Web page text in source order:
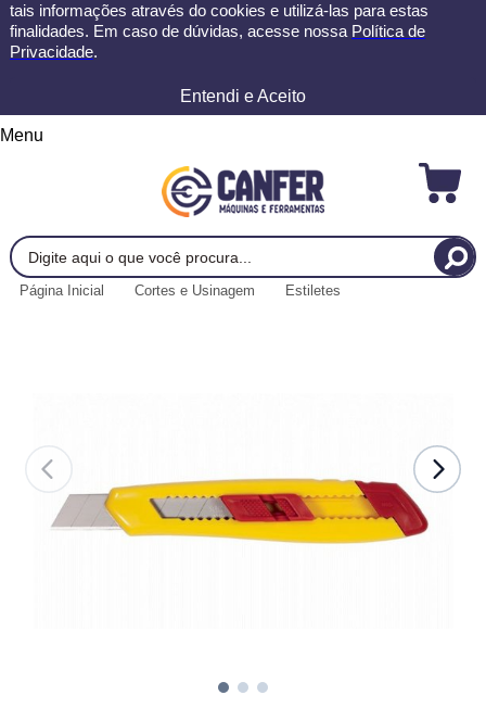
tais informações através do cookies e utilizá-las para estas
finalidades. Em caso de dúvidas, acesse nossa Política de
Privacidade.
Entendi e Aceito
Menu
Página Inicial Cortes e Usinagem Estiletes